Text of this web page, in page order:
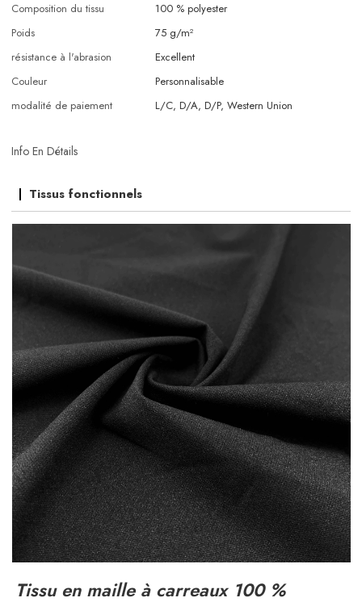
Composition du tissu
100 % polyester
Poids
75 g/m²
résistance à l'abrasion
Excellent
Couleur
Personnalisable
modalité de paiement
L/C, D/A, D/P, Western Union
Info En Détails
Tissus fonctionnels
Tissu en maille à carreaux 100 %